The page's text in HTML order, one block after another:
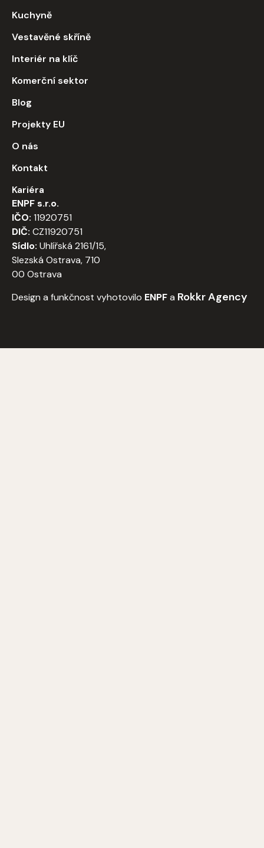
Kuchyně
Vestavěné skříně
Interiér na klíč
Komerční sektor
Blog
Projekty EU
O nás
Kontakt
Kariéra
ENPF s.r.o.
IČO: 11920751
DIČ: CZ11920751
Sídlo: Uhlířská 2161/15,
Slezská Ostrava, 710
00 Ostrava
Design a funkčnost vyhotovilo ENPFa Rokkr Agency